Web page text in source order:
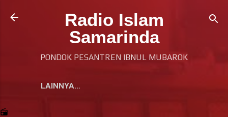
Langsung ke konten utama
Radio Islam
Samarinda
PONDOK PESANTREN IBNUL MUBAROK
LAINNYA…